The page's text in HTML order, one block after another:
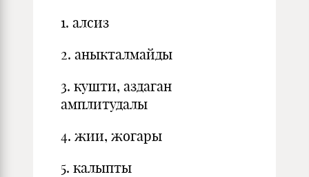
1. алсиз
2. аныкталмайды
3. кушти, аздаган
амплитудалы
4. жии, жогары
5. калыпты